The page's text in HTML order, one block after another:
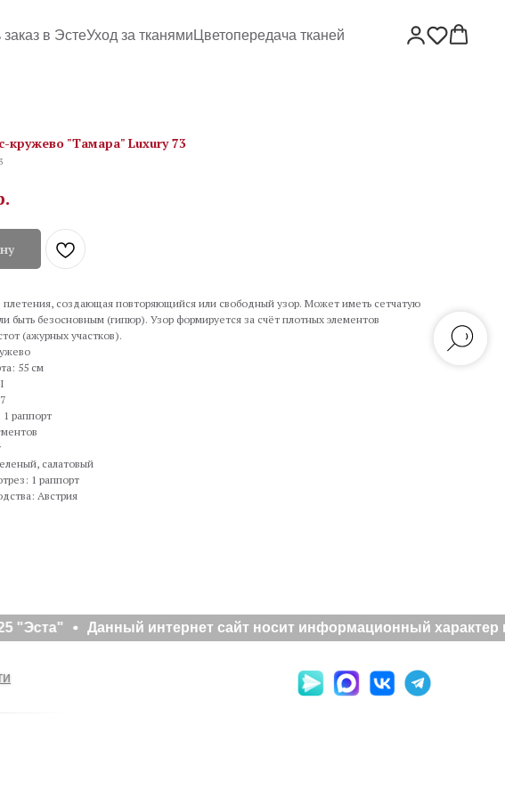
заказ в ЭстеУход за тканями Цветопередача тканей
кружево "Тамара" Luxury 73
создающая повторяющийся или свободный узор. Может иметь сетчатую
быть безосновным (гипюр). Узор формируется за счёт плотных элементов
(ажурных участков).
55 см
раппорт
салатовый
1 раппорт
Австрия
"Эста" Данный интернет сайт носит информационный характер